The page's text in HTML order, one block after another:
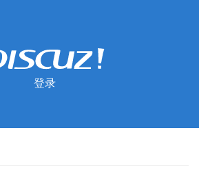
登录